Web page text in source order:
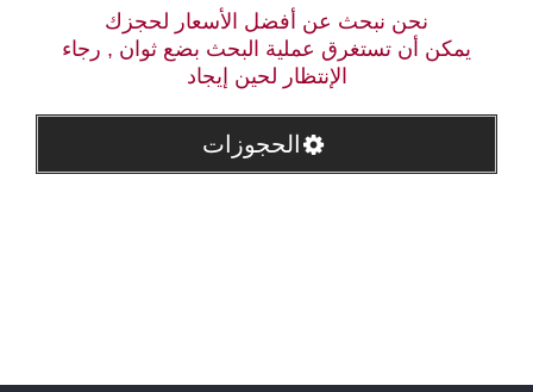
نحن نبحث عن أفضل الأسعار لحجزك
يمكن أن تستغرق عملية البحث بضع ثوان , رجاء
الإنتظار لحين إيجاد
الحجوزات